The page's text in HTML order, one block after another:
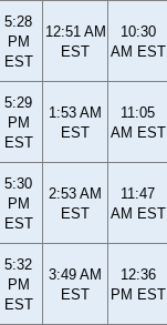
5:28
PM
EST
12:51 AM
EST
10:30
AM EST
5:29
PM
EST
1:53 AM
EST
11:05
AM EST
5:30
PM
EST
2:53 AM
EST
11:47
AM EST
5:32
PM
EST
3:49 AM
EST
12:36
PM EST